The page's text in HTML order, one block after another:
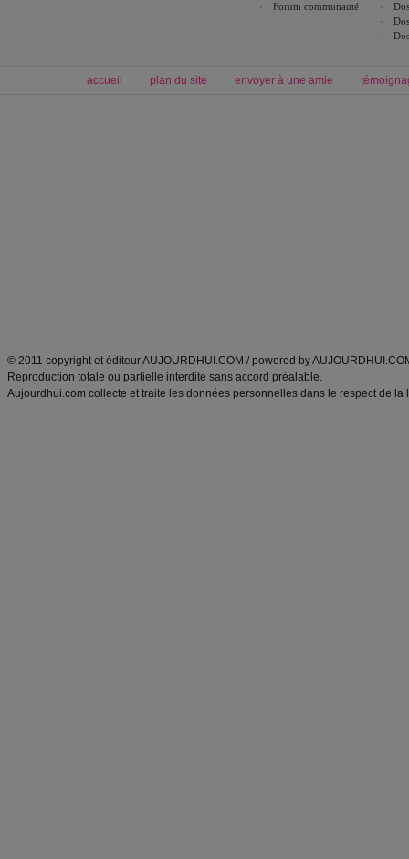
Forum communauté
accueil plan du site envoyer à une amie
© 2011 copyright et éditeur AUJOURDHUI.COM / powered by
Reproduction totale ou partielle interdite sans accord préalable.
Aujourdhui.com collecte et traite les données personnelles dans le respect de